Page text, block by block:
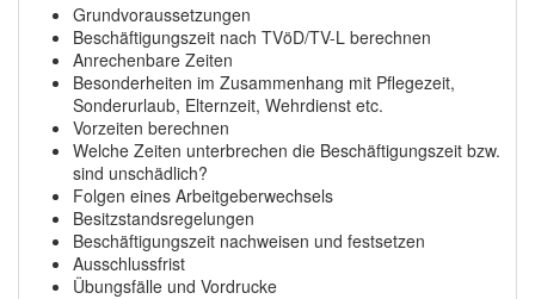
Grundvoraussetzungen
Beschäftigungszeit nach TVöD/TV-L berechnen
Anrechenbare Zeiten
Besonderheiten im Zusammenhang mit Pflegezeit,
Sonderurlaub, Elternzeit, Wehrdienst etc.
Vorzeiten berechnen
Welche Zeiten unterbrechen die Beschäftigungszeit bzw.
sind unschädlich?
Folgen eines Arbeitgeberwechsels
Besitzstandsregelungen
Beschäftigungszeit nachweisen und festsetzen
Ausschlussfrist
Übungsfälle und Vordrucke